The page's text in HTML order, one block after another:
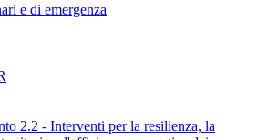
e di emergenza
2.2 - Interventi per la resilienza, la